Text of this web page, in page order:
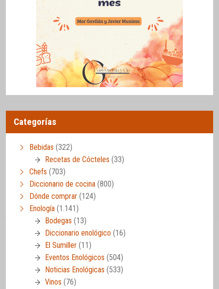
Categorías
Bebidas (322)
Recetas de Cócteles (33)
Chefs (703)
Diccionario de cocina (800)
Dónde comprar (124)
Enología (1.141)
Bodegas (13)
Diccionario enológico (16)
El Sumiller (11)
Eventos Enológicos (504)
Noticias Enológicas (533)
Vinos (76)